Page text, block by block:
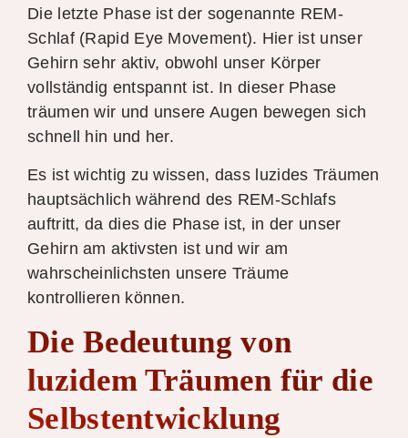
Die letzte Phase ist der sogenannte REM-
Schlaf (Rapid Eye Movement). Hier ist unser
Gehirn sehr aktiv, obwohl unser Körper
vollständig entspannt ist. In dieser Phase
träumen wir und unsere Augen bewegen sich
schnell hin und her.
Es ist wichtig zu wissen, dass luzides Träumen
hauptsächlich während des REM-Schlafs
auftritt, da dies die Phase ist, in der unser
Gehirn am aktivsten ist und wir am
wahrscheinlichsten unsere Träume
kontrollieren können.
Die Bedeutung von
luzidem Träumen für die
Selbstentwicklung